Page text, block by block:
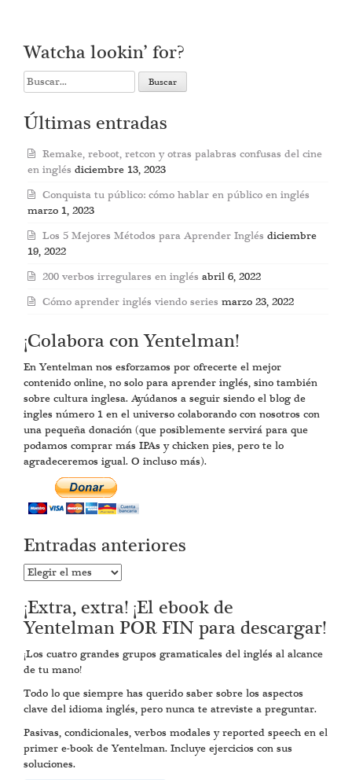
Watcha lookin’ for?
Search
for:
Últimas entradas
Remake, reboot, retcon y otras palabras confusas del cine
en inglés diciembre 13, 2023
Conquista tu público: cómo hablar en público en inglés
marzo 1, 2023
Los 5 Mejores Métodos para Aprender Inglés diciembre
19, 2022
200 verbos irregulares en inglés abril 6, 2022
Cómo aprender inglés viendo series marzo 23, 2022
¡Colabora con Yentelman!
En Yentelman nos esforzamos por ofrecerte el mejor
contenido online, no solo para aprender inglés, sino también
sobre cultura inglesa. Ayúdanos a seguir siendo el blog de
ingles número 1 en el universo colaborando con nosotros con
una pequeña donación (que posiblemente servirá para que
podamos comprar más IPAs y chicken pies, pero te lo
agradeceremos igual. O incluso más).
Entradas anteriores
Entradas
¡Extra, extra! ¡El ebook de
Yentelman POR FIN para descargar!
¡Los cuatro grandes grupos gramaticales del inglés al alcance
de tu mano!
Todo lo que siempre has querido saber sobre los aspectos
clave del idioma inglés, pero nunca te atreviste a preguntar.
Pasivas, condicionales, verbos modales y reported speech en el
primer e-book de Yentelman. Incluye ejercicios con sus
soluciones.